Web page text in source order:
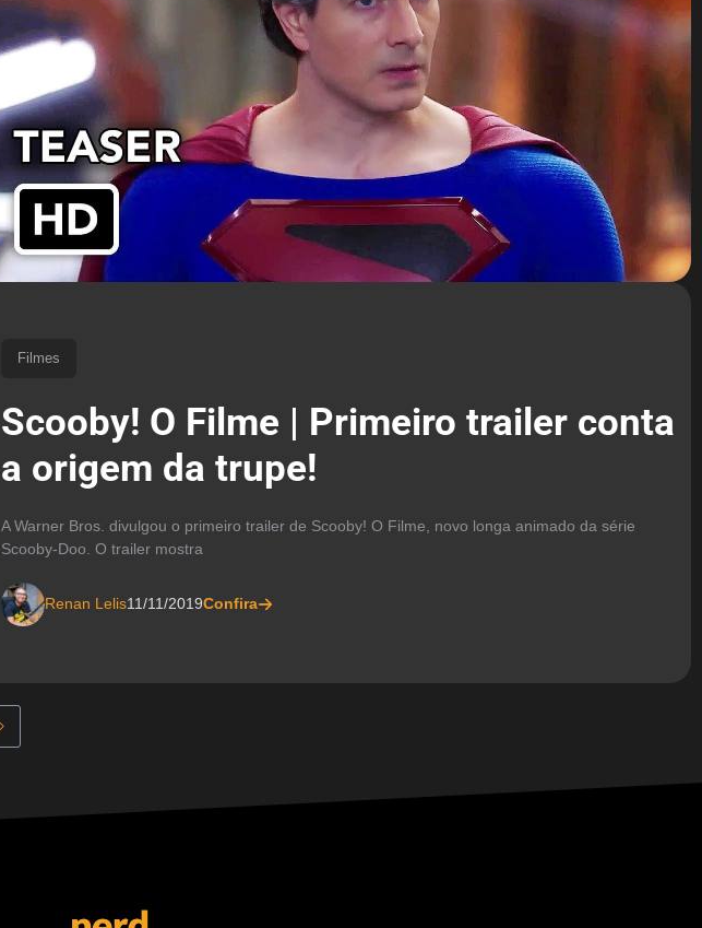
Filmes
Scooby! O Filme | Primeiro trailer conta
a origem da trupe!
A Warner Bros. divulgou o primeiro trailer de Scooby! O Filme, novo longa animado da série
Scooby-Doo. O trailer mostra
Renan Lelis11/11/2019Confira